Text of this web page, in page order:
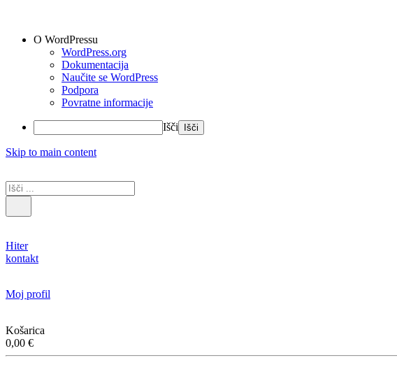
O WordPressu
WordPress.org
Dokumentacija
Naučite se WordPress
Podpora
Povratne informacije
Išči
Skip to main content
Hiter
kontakt
Moj profil
Košarica
0,00 €